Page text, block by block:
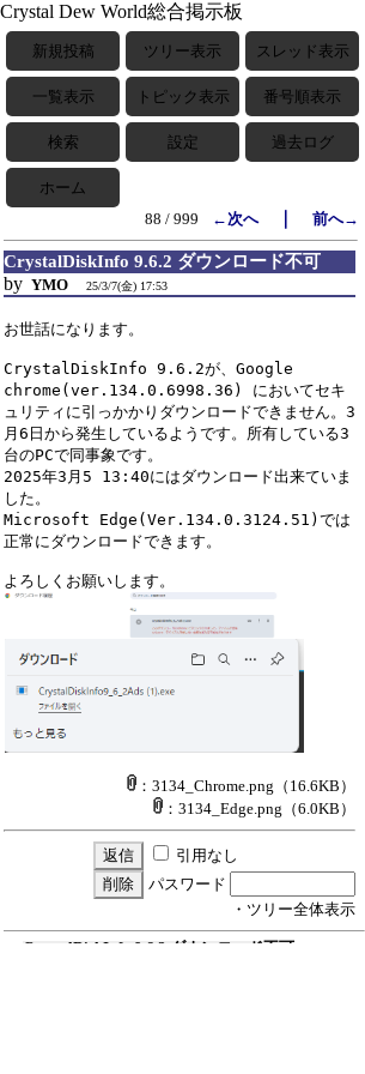
Crystal Dew World総合掲示板
新規投稿 ツリー表示 スレッド表示
一覧表示 トピック表示 番号順表示
検索 設定 過去ログ
ホーム
88 / 999
←次へ｜ 前へ→
CrystalDiskInfo 9.6.2 ダウンロード不可
by YMO 25/3/7(金) 17:53
お世話になります。
CrystalDiskInfo 9.6.2が、Google
chrome(ver.134.0.6998.36) においてセキ
ュリティに引っかかりダウンロードできません。3
月6日から発生しているようです。所有している3
台のPCで同事象です。
2025年3月5 13:40にはダウンロード出来ていま
した。
Microsoft Edge(Ver.134.0.3124.51)では
正常にダウンロードできます。
：3134_Chrome.png （16.6KB）
：3134_Edge.png （6.0KB）
引用なし
パスワード
・ツリー全体表示
CrystalDiskInfo 9.6.2 ダウンロード不可